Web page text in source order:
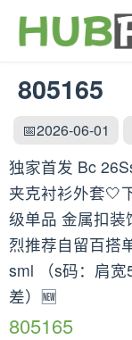
805165
📅2026-06-01
独家首发 Bc
夹克衬衫外套🤍
级单品 金属扣装
烈推荐自留百搭
sml （s码：肩
差）🆕
805165